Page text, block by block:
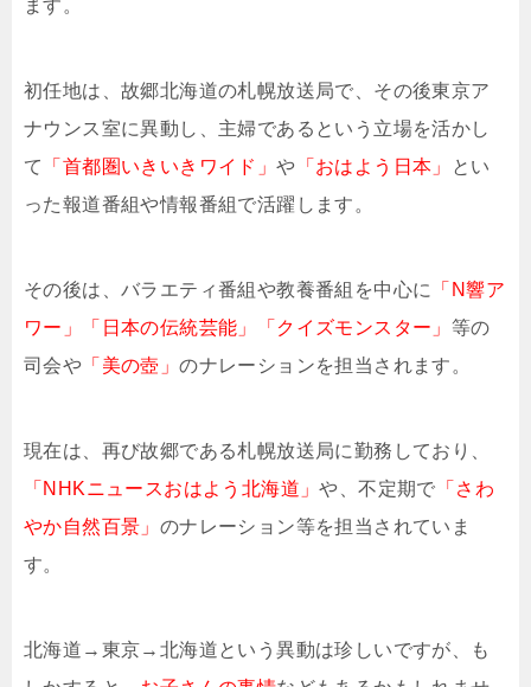
ます。
初任地は、故郷北海道の札幌放送局で、その後東京ア
ナウンス室に異動し、主婦であるという立場を活かし
て
「首都圏いきいきワイド」や 「おはよう日本」
とい
った報道番組や情報番組で活躍します。
その後は、バラエティ番組や教養番組を中心に
「N響ア
ワー」「日本の伝統芸能」「クイズモンスター」 等の
司会や 「美の壺」のナレーションを担当されます。
現在は、再び故郷である札幌放送局に勤務しており、
「NHKニュースおはよう北海道」や、不定期で 「さわ
やか自然百景」 のナレーション等を担当されていま
す。
北海道→東京→北海道という異動は珍しいですが、も